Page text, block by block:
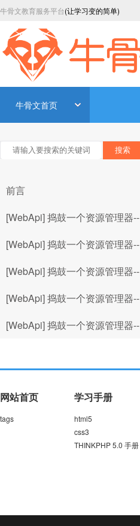
牛骨文教育服务平台(让学习变的简单)
牛骨文首页
搜索
前言
[WebApi] 捣鼓一个资源管理器--
文件下载
[WebApi] 捣鼓一个资源管理器--
多文件上传
[WebApi] 捣鼓一个资源管理器--
多文件上传+数据库辅
[WebApi] 捣鼓一个资源管理器--
数据库辅助服务器文件
[WebApi] 捣鼓一个资源管理器--
网站首页
tags
学习手册
html5
css3
THINKPHP 5.0 手册